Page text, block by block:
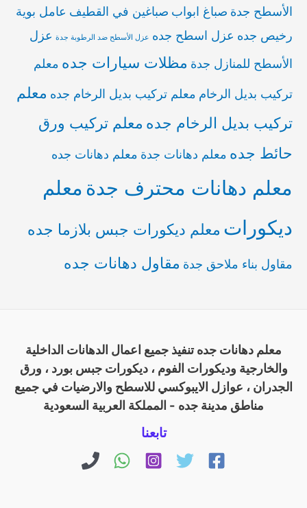
الأسطح جدة صباغ ابواب صباغين في القطيف عامل بوية
رخيص جده عزل اسطح جده عزل الأسطح ضد الرطوبة جدة عزل
الأسطح للمنازل جدة مظلات سيارات جده معلم
تركيب بديل الرخام معلم تركيب بديل الرخام جده معلم
تركيب بديل الرخام جده معلم تركيب ورق
حائط جده معلم دهانات جدة معلم دهانات جده
معلم دهانات محترف جدة معلم
ديكورات معلم ديكورات جبس بلازما جده
مقاول بناء ملاحق جدة مقاول دهانات جده
معلم دهانات جده تنفيذ جميع اعمال الدهانات الداخلية
والخارجية وديكورات الفوم ، ديكورات جبس بورد ، ورق
الجدران ، عوازل الايبوكسي للاسطح والارضيات في جميع
مناطق مدينة جده - المملكة العربية السعودية
تابعنا